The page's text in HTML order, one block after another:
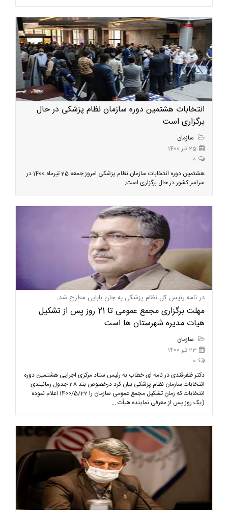
انتخابات هشتمین دوره سازمان نظام پزشکی در حال
برگزاری است
سازمان
25 تیر 1400
0
هشتمین دوره انتخابات سازمان نظام پزشکی امروز جمعه 25 تیرماه 1400 در
سراسر کشور در حال برگزاری است.
در نامه رئیس کل نظام پزشکی به جان بابایی مطرح شد:
مهلت برگزاری مجمع عمومی تا 21 روز پس از تشکیل
هیات مدیره شهرستان ها است
سازمان
23 تیر 1400
0
دکتر ظفرقندی در نامه ای خطاب به رئیس ستاد مرکزی اجرایی هشتمین دوره
انتخابات سازمان نظام پزشکی بیان کرد:درخصوص بند 28 جدول زمانبندی
انتخابات که زمان تشکیل مجمع عمومی سازمان را 1400/5/22 اعلام نموده
(یک روز پس از معرفی نماینده هیأت ...